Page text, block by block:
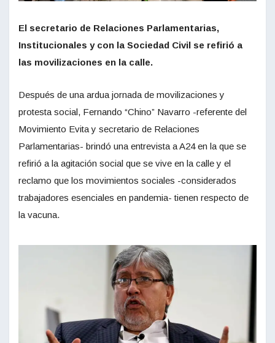
El secretario de Relaciones Parlamentarias,
Institucionales y con la Sociedad Civil se refirió a
las movilizaciones en la calle.
Después de una ardua jornada de movilizaciones y
protesta social, Fernando “Chino” Navarro -referente del
Movimiento Evita y secretario de Relaciones
Parlamentarias- brindó una entrevista a A24 en la que se
refirió a la agitación social que se vive en la calle y el
reclamo que los movimientos sociales -considerados
trabajadores esenciales en pandemia- tienen respecto de
la vacuna.